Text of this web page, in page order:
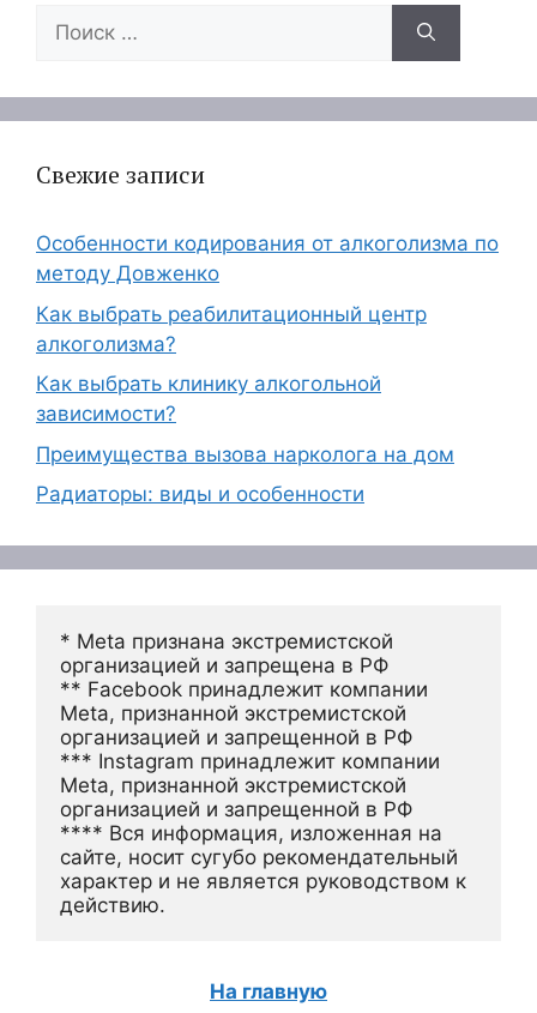
Поиск:
Свежие записи
Особенности кодирования от алкоголизма по
методу Довженко
Как выбрать реабилитационный центр
алкоголизма?
Как выбрать клинику алкогольной
зависимости?
Преимущества вызова нарколога на дом
Радиаторы: виды и особенности
* Meta признана экстремистской
организацией и запрещена в РФ
** Facebook принадлежит компании
Meta, признанной экстремистской
организацией и запрещенной в РФ
*** Instagram принадлежит компании
Meta, признанной экстремистской
организацией и запрещенной в РФ
**** Вся информация, изложенная на
сайте, носит сугубо рекомендательный
характер и не является руководством к
действию.
На главную